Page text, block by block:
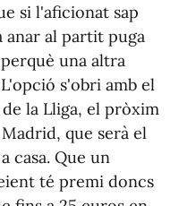
si l'aficionat sap
anar al partit puga
una altra
s'obri amb el
la Lliga, el pròxim
que serà el
casa. Que un
té premi doncs